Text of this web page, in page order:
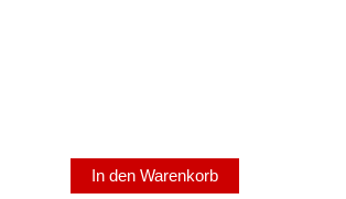
In den Warenkorb